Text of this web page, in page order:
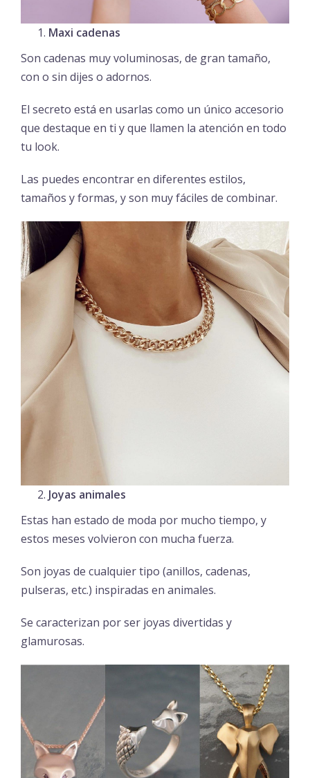
Maxi cadenas
Son cadenas muy voluminosas, de gran tamaño,
con o sin dijes o adornos.
El secreto está en usarlas como un único accesorio
que destaque en ti y que llamen la atención en todo
tu look.
Las puedes encontrar en diferentes estilos,
tamaños y formas, y son muy fáciles de combinar.
Joyas animales
Estas han estado de moda por mucho tiempo, y
estos meses volvieron con mucha fuerza.
Son joyas de cualquier tipo (anillos, cadenas,
pulseras, etc.) inspiradas en animales.
Se caracterizan por ser joyas divertidas y
glamurosas.